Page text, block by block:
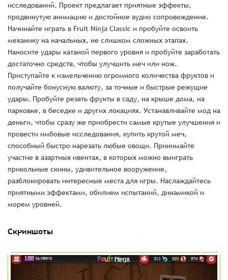
исследований. Проект предлагает приятные эффекты,
продвинутую анимацию и достойное аудио сопровождение.
Начинайте играть в Fruit Ninja Classic и пробуйте освоить
механику на начальных, не слишком сложных этапах.
Наносите удары катаной первого уровня и пробуйте заработать
достаточно средств, чтобы улучшить меч или нож.
Приступайте к измельчению огромного количества фруктов и
получайте бонусную валюту, за точные и быстрые режущие
удары. Пробуйте резать фрукты в саду, на крыше дома, на
парковке, в беседке и других локациях. Устанавливайте мод на
деньги, чтобы сразу же приобрести самые крутые улучшения и
провести имбовые исследования, купить крутой меч,
способный быстро нарезать любые овощи. Принимайте
участие в азартных ивентах, в которых можно выиграть
прикольные скины, удивительное вооружение,
разблокировать интересные места для игры. Наслаждайтесь
приятными эффектами, обилием испытаний, динамикой и
морем уровней.
Скриншоты